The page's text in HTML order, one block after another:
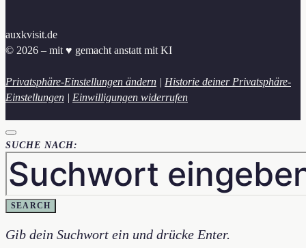
auxkvisit.de
© 2026 – mit ♥︎ gemacht anstatt mit KI
Privatsphäre-Einstellungen ändern | Historie deiner Privatsphäre-
Einstellungen | Einwilligungen widerrufen
SUCHE NACH:
SEARCH
Gib dein Suchwort ein und drücke Enter.